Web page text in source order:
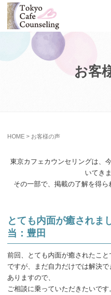
お客
HOME > お客様の声
東京カフェカウンセリングは、
いてき
その一部で、掲載の了解を得ら
とても内面が癒されま
当：豊田
前回、とても内面が癒されたこと
ですが、まだ自力だけでは解決
ありますので、
ご相談に乗っていただきたいです